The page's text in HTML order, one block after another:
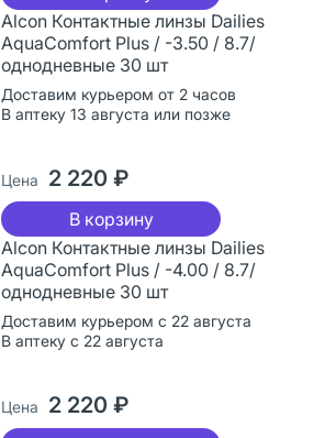
Alcon Контактные линзы Dailies
AquaComfort Plus / -3.50 / 8.7/
однодневные 30 шт
Доставим курьером от 2 часов
В аптеку 13 августа или позже
Цена 2 220 ₽
В корзину
Alcon Контактные линзы Dailies
AquaComfort Plus / -4.00 / 8.7/
однодневные 30 шт
Доставим курьером с 22 августа
В аптеку с 22 августа
Цена 2 220 ₽